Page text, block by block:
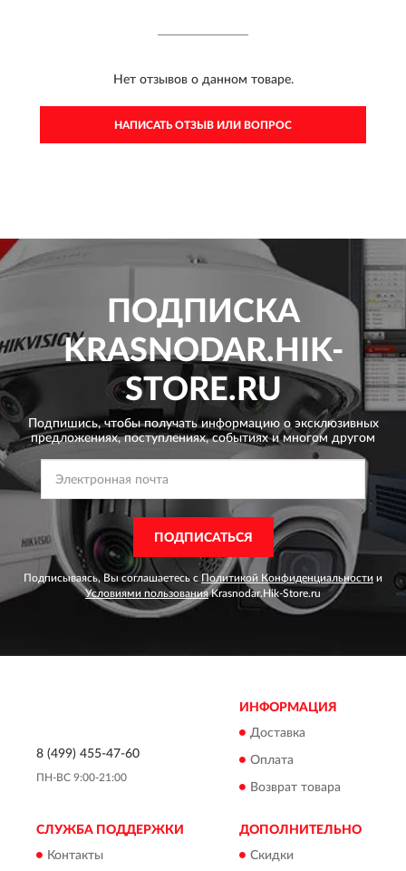
Нет отзывов о данном товаре.
НАПИСАТЬ ОТЗЫВ ИЛИ ВОПРОС
ПОДПИСКА
KRASNODAR.HIK-
STORE.RU
Подпишись, чтобы получать информацию о эксклюзивных
предложениях,поступлениях, событиях и многом другом
ПОДПИСАТЬСЯ
Подписываясь, Вы соглашаетесь с Политикой Конфиденциальности и
Условиями пользованияKrasnodar.Hik-Store.ru
8 (499) 455-47-60
ПН-ВС 9:00-21:00
ИНФОРМАЦИЯ
Доставка
Оплата
Возврат товара
СЛУЖБА ПОДДЕРЖКИ
Контакты
ДОПОЛНИТЕЛЬНО
Скидки